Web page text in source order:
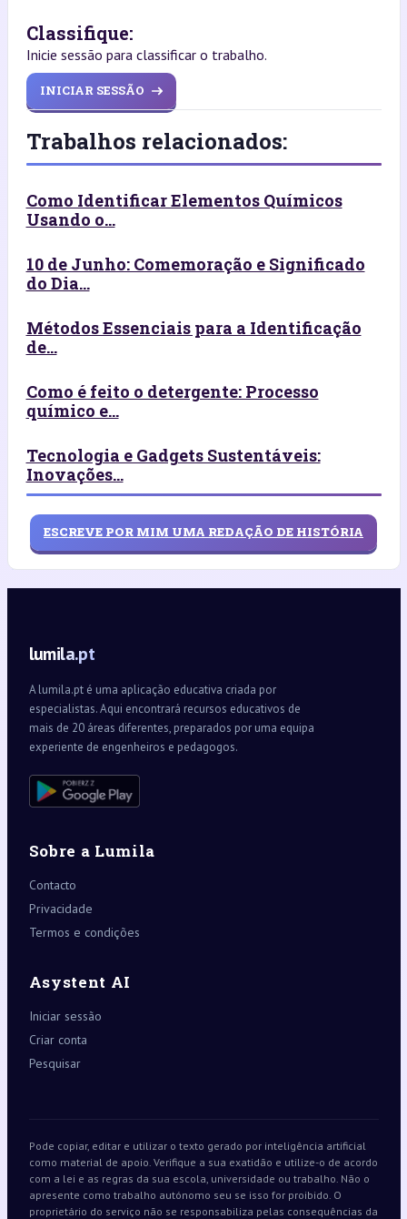
Classifique:
Inicie sessão para classificar o trabalho.
INICIAR SESSÃO
Trabalhos relacionados:
Como Identificar Elementos Químicos
Usando o...
10 de Junho: Comemoração e Significado
do Dia...
Métodos Essenciais para a Identificação
de...
Como é feito o detergente: Processo
químico e...
Tecnologia e Gadgets Sustentáveis:
Inovações...
ESCREVE POR MIM UMA REDAÇÃO DE HISTÓRIA
lumila.pt
A lumila.pt é uma aplicação educativa criada por
especialistas. Aqui encontrará recursos educativos de
mais de 20 áreas diferentes, preparados por uma equipa
experiente de engenheiros e pedagogos.
Sobre a Lumila
Contacto
Privacidade
Termos e condições
Asystent AI
Iniciar sessão
Criar conta
Pesquisar
Pode copiar, editar e utilizar o texto gerado por inteligência artificial
como material de apoio. Verifique a sua exatidão e utilize-o de acordo
com a lei e as regras da sua escola, universidade ou trabalho. Não o
apresente como trabalho autónomo seu se isso for proibido. O
proprietário do serviço não se responsabiliza pelas consequências da